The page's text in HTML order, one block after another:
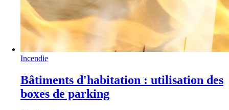
Incendie
Bâtiments d'habitation : utilisation des
boxes de parking